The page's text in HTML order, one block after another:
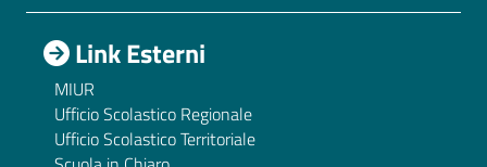
Link Esterni
MIUR
Ufficio Scolastico Regionale
Ufficio Scolastico Territoriale